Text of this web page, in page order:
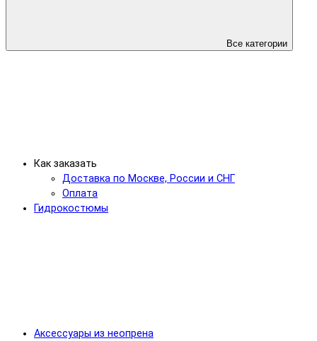
Все категории
Как заказать
Доставка по Москве, России и СНГ
Оплата
Гидрокостюмы
Аксессуары из неопрена